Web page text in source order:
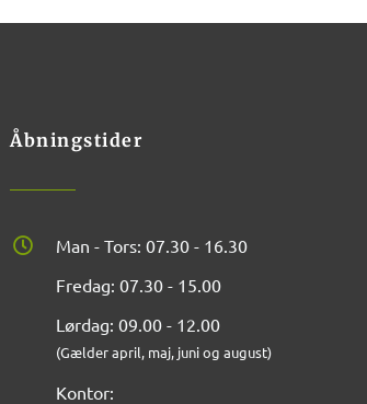
Åbningstider
Man - Tors: 07.30 - 16.30
Fredag: 07.30 - 15.00
Lørdag: 09.00 - 12.00
(Gælder april, maj, juni og august)
Kontor: